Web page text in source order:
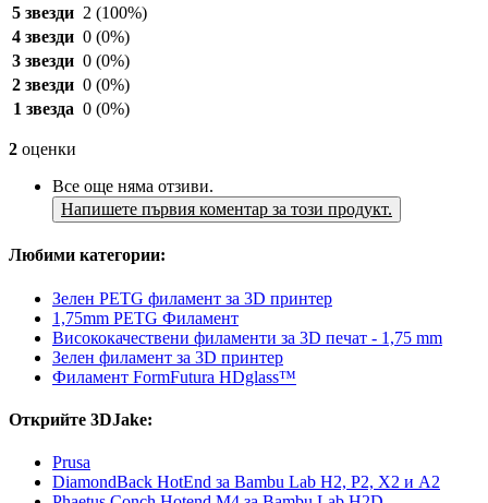
5 звезди 2 (100%)
4 звезди 0 (0%)
3 звезди 0 (0%)
2 звезди 0 (0%)
1 звезда 0 (0%)
2 оценки
Все още няма отзиви.
Напишете първия коментар за този продукт.
Любими категории:
Зелен PETG филамент за 3D принтер
1,75mm PETG Филамент
Висококачествени филаменти за 3D печат - 1,75 mm
Зелен филамент за 3D принтер
Филамент FormFutura HDglass™
Открийте 3DJake:
Prusa
DiamondBack HotEnd за Bambu Lab H2, P2, X2 и A2